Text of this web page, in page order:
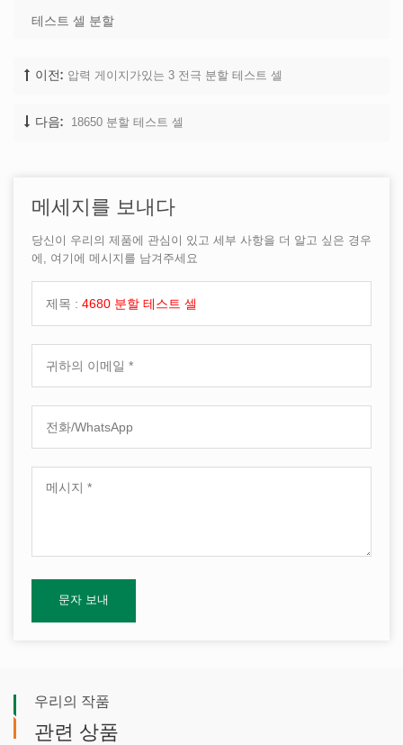
테스트 셀 분할
이전: 압력 게이지가있는 3 전극 분할 테스트 셀
다음: 18650 분할 테스트 셀
메세지를 보내다
당신이 우리의 제품에 관심이 있고 세부 사항을 더 알고 싶은 경우
에, 여기에 메시지를 남겨주세요
제목 : 4680 분할 테스트 셀
우리의 작품
관련 상품